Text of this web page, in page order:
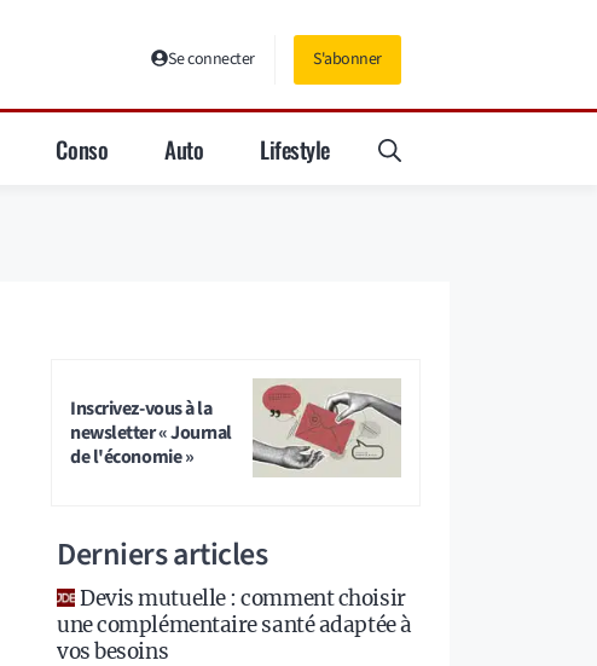
Se connecter S'abonner
Conso Auto Lifestyle
Inscrivez-vous à la
newsletter « Journal
de l'économie »
Derniers articles
Devis mutuelle : comment choisir
une complémentaire santé adaptée à
vos besoins